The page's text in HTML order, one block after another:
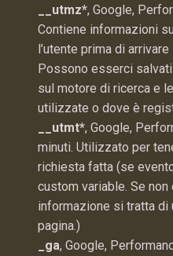
__utmz*, Google,
Contiene informazioni
l’utente prima di
Possono esserci
sul motore di ricerca e
utilizzate o dove è
__utmt*, Google,
minuti. Utilizzato per
richiesta fatta (se
custom variable. Se non
informazione si tratta di
pagina.)
_ga, Google,